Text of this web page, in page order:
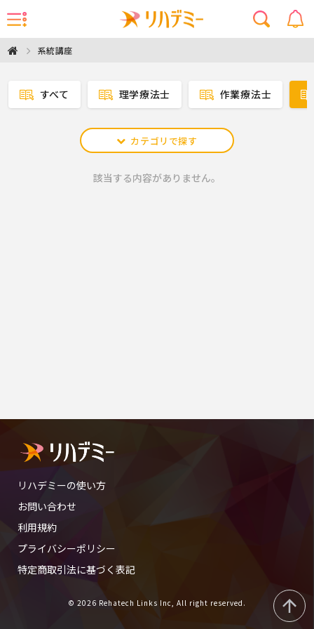
系統講座
すべて 理学療法士 作業療法士
カテゴリで探す
該当する内容がありません。
リハデミーの使い方
お問い合わせ
利用規約
プライバシーポリシー
特定商取引法に基づく表記
© 2026 Rehatech Links Inc, All right reserved.